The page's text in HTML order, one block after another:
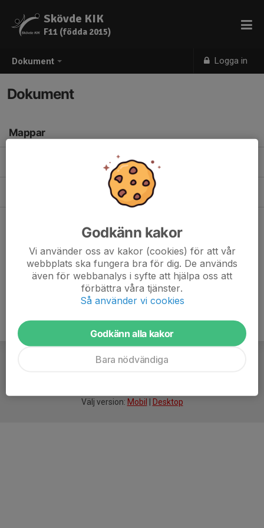
Dokument Logga in
Skövde KIK
F11 (födda 2015)
Dokument
Mappar
(1)
Välj version: Mobil Desktop
Godkänn kakor
Vi använder oss av kakor (cookies) för att vår
webbplats ska fungera bra för dig. De används
även för webbanalys i syfte att hjälpa oss att
förbättra våra tjänster.
Så använder vi cookies
Godkänn alla kakor
Bara nödvändiga